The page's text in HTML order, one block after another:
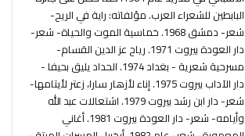
البابطين للشعراء العرب. مؤلفاته: راية في الريح-
شعر- دمشق 1968. خماسية الموت والحياة- شعر-
دار العودة بيروت 1971. رياح عز الدين القسام-
مسرحية شعرية - بغداد 1974. الحداد يليق بحيفا -
دار الآداب بيروت 1975. إناء لأزهار سارا، زعتر لأيتامها-
شعر- دار ابن رشد بيروت 1979. اشتعالات عبد الله
وأيامه- شعر- دار العودة بيروت 1981. أغاني